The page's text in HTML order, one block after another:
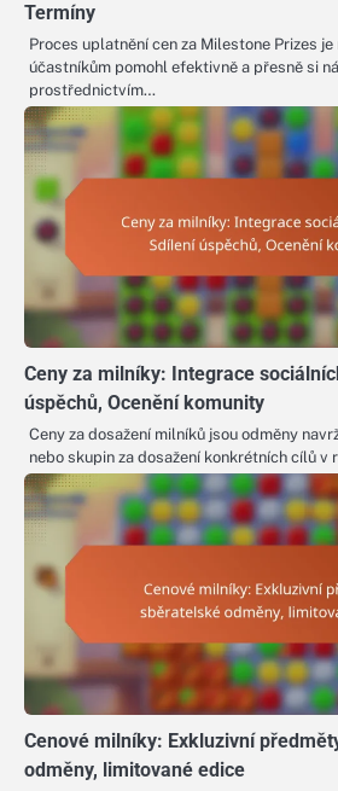
Termíny
Proces uplatnění cen za Milestone Prizes
účastníkům pomohl efektivně a přesně si
prostřednictvím…
Ceny za milníky: Integrace
úspěchů, Ocenění komunity
Ceny za dosažení milníků jsou odměny
nebo skupin za dosažení konkrétních cílů v
Cenové milníky: Exkluzivní
odměny, limitované edice